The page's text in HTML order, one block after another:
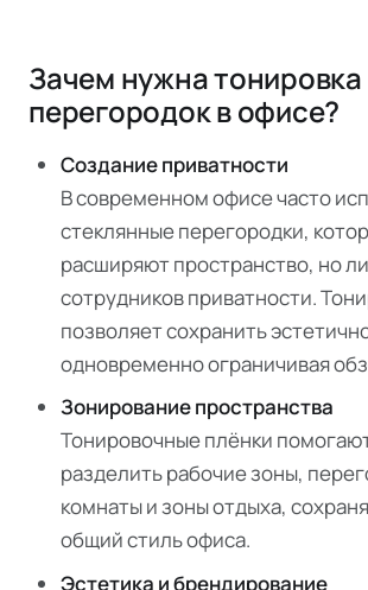
Зачем нужна тонировка
перегородок в офисе?
Создание приватности
В современном офисе часто
стеклянные перегородки,
расширяют пространство, но
сотрудников приватности.
позволяет сохранить
одновременно ограничивая
Зонирование пространства
Тонировочные плёнки
разделить рабочие зоны,
комнаты и зоны отдыха,
общий стиль офиса.
Эстетика и брендирование